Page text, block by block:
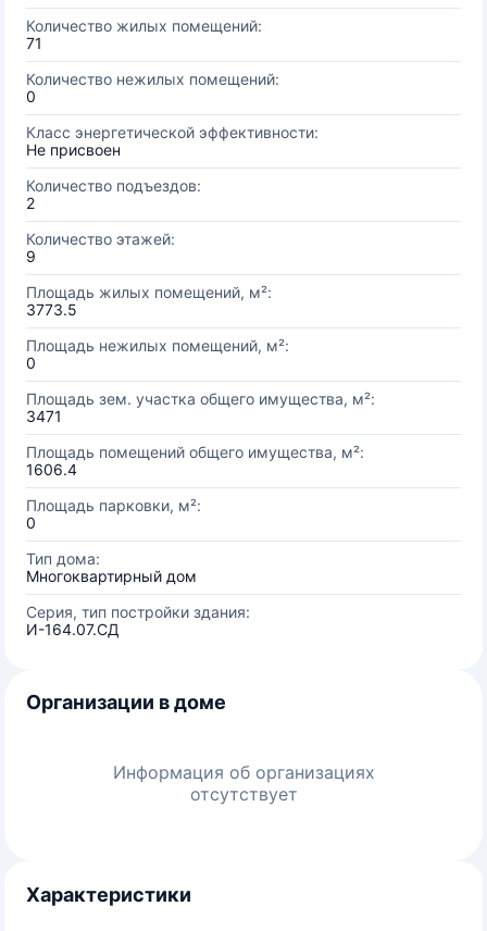
Количество жилых помещений:
71
Количество нежилых помещений:
0
Класс энергетической эффективности:
Не присвоен
Количество подъездов:
2
Количество этажей:
9
Площадь жилых помещений, м²:
3773.5
Площадь нежилых помещений, м²:
0
Площадь зем. участка общего имущества, м²:
3471
Площадь помещений общего имущества, м²:
1606.4
Площадь парковки, м²:
0
Тип дома:
Многоквартирный дом
Серия, тип постройки здания:
И-164.07.СД
Организации в доме
Информация об организациях
отсутствует
Характеристики